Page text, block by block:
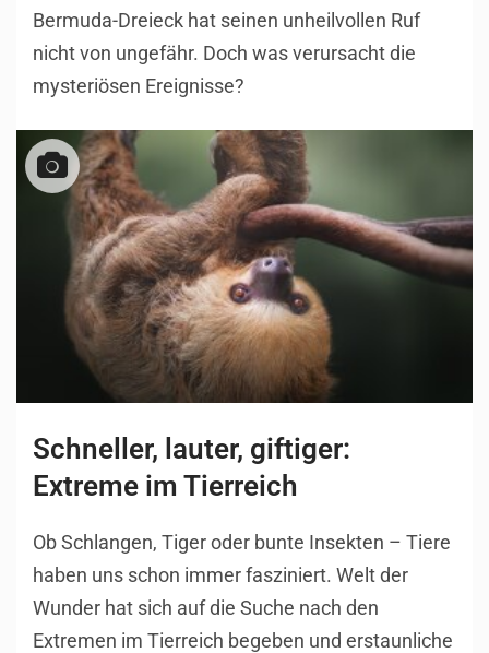
Bermuda-Dreieck hat seinen unheilvollen Ruf
nicht von ungefähr. Doch was verursacht die
mysteriösen Ereignisse?
Schneller, lauter, giftiger:
Extreme im Tierreich
Ob Schlangen, Tiger oder bunte Insekten – Tiere
haben uns schon immer fasziniert. Welt der
Wunder hat sich auf die Suche nach den
Extremen im Tierreich begeben und erstaunliche